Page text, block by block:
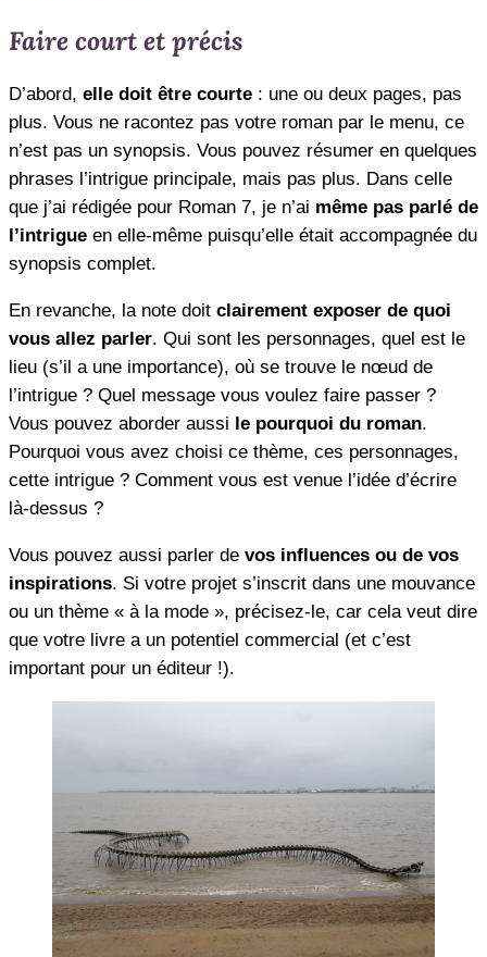
Faire court et précis
D’abord, elle doit être courte : une ou deux pages, pas
plus. Vous ne racontez pas votre roman par le menu, ce
n’est pas un synopsis. Vous pouvez résumer en quelques
phrases l’intrigue principale, mais pas plus. Dans celle
que j’ai rédigée pour Roman 7, je n’ai même pas parlé de
l’intrigue en elle-même puisqu’elle était accompagnée du
synopsis complet.
En revanche, la note doit clairement exposer de quoi
vous allez parler. Qui sont les personnages, quel est le
lieu (s’il a une importance), où se trouve le nœud de
l’intrigue ? Quel message vous voulez faire passer ?
Vous pouvez aborder aussi le pourquoi du roman.
Pourquoi vous avez choisi ce thème, ces personnages,
cette intrigue ? Comment vous est venue l’idée d’écrire
là-dessus ?
Vous pouvez aussi parler de vos influences ou de vos
inspirations. Si votre projet s’inscrit dans une mouvance
ou un thème « à la mode », précisez-le, car cela veut dire
que votre livre a un potentiel commercial (et c’est
important pour un éditeur !).